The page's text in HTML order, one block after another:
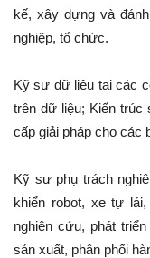
kế, xây dựng và
nghiệp, tổ chức.
Kỹ sư dữ liệu tại các
trên dữ liệu; Kiến
cấp giải pháp cho các
Kỹ sư phụ trách
khiển robot, xe tự
nghiên cứu, phát
sản xuất, phân phối